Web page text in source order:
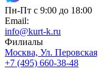
Пн-Пт с 9:00 до 18:00
Email:
info@kurt-k.ru
Филиалы
Москва, Ул.
+7 (495) 660-38-48